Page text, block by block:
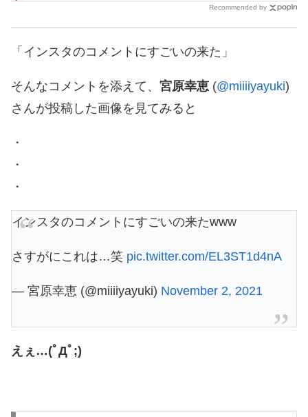
Recommended by
「インスタのコメントにすごいの来た」
そんなコメントを添えて、 宮原幸恵 (@miiiiyayuki)
さんが投稿した画像を見てみると
・
・
・
インスタのコメントにすごいの来たwww
さすがにこれは…笑 pic.twitter.com/EL3ST1d4nA
— 宮原幸恵 (@miiiiyayuki) November 2, 2021
えぇ…(ﾟДﾟ;)